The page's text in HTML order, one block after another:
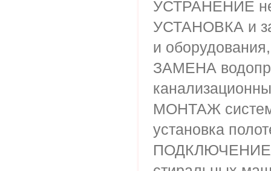
УСТРАНЕНИЕ
УСТАНОВКА и
и оборудования,
ЗАМЕНА
МОНТАЖ
установка
ПОДКЛЮЧЕНИЕ